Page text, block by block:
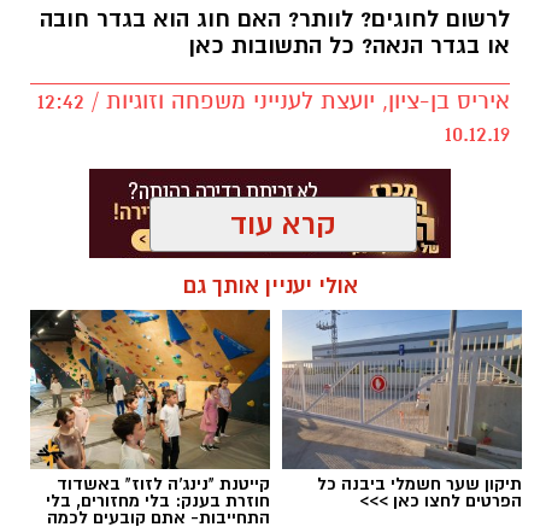
.
לאחרונה התגייס המועדון למען בית הספר 'אופקים'
- והוביל מבצע התרמה של צעצועים ומשחקים
לרשום לחוגים? לוותר? האם חוג הוא בגדר חובה
או בגדר הנאה? כל התשובות כאן
איריס בן-ציון, יועצת לענייני משפחה וזוגיות / 12:42
10.12.19
קרא עוד
אולי יעניין אותך גם
תיקון שער חשמלי ביבנה כל
הפרטים לחצו כאן >>>
קייטנת "נינג'ה לזוז" באשדוד
חוזרת בענק: בלי מחזורים, בלי
התחייבות- אתם קובעים לכמה